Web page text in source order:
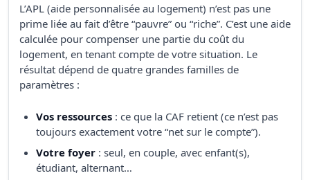
L’APL (aide personnalisée au logement) n’est pas une
prime liée au fait d’être “pauvre” ou “riche”. C’est une aide
calculée pour compenser une partie du coût du
logement, en tenant compte de votre situation. Le
résultat dépend de quatre grandes familles de
paramètres :
Vos ressources : ce que la CAF retient (ce n’est pas
toujours exactement votre “net sur le compte”).
Votre foyer : seul, en couple, avec enfant(s),
étudiant, alternant…